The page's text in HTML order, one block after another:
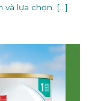
lựa chọn. [...]